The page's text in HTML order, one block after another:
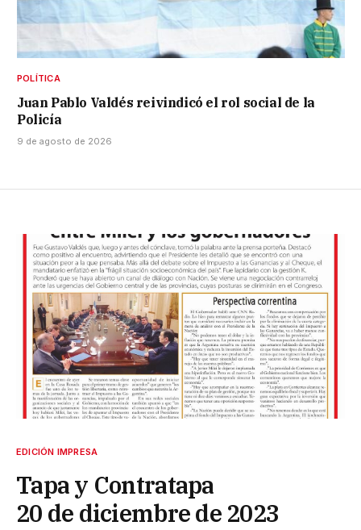
POLÍTICA
Juan Pablo Valdés reivindicó el rol social de la
Policía
9 de agosto de 2026
EDICIÓN IMPRESA
Tapa y Contratapa
20 de diciembre de 2023